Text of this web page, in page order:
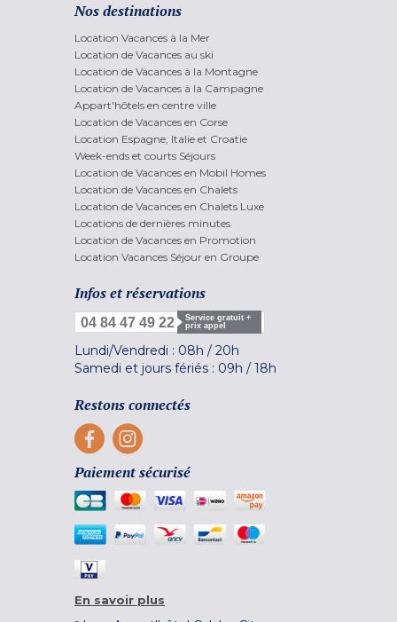
Nos destinations
Location Vacances à la Mer
Location de Vacances au ski
Location de Vacances à la Montagne
Location de Vacances à la Campagne
Appart'hôtels en centre ville
Location de Vacances en Corse
Location Espagne, Italie et Croatie
Week-ends et courts Séjours
Location de Vacances en Mobil Homes
Location de Vacances en Chalets
Location de Vacances en Chalets Luxe
Locations de dernières minutes
Location de Vacances en Promotion
Location Vacances Séjour en Groupe
Infos et réservations
04 84 47 49 22
Service gratuit +
prix appel
Lundi/Vendredi : 08h / 20h
Samedi et jours fériés : 09h / 18h
Restons connectés
Paiement sécurisé
En savoir plus